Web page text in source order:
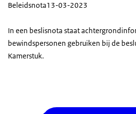
Beleidsnota13-03-2023
In een beslisnota staat
bewindspersonen gebruiken bij de
Kamerstuk.